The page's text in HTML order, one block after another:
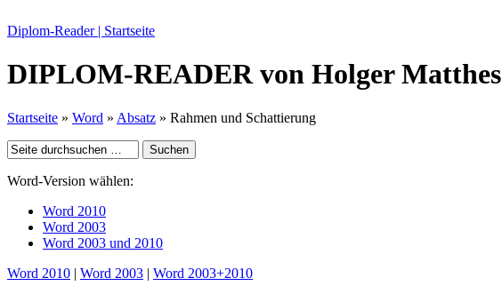
Diplom-Reader | Startseite
DIPLOM-READERvon Holger Matthes
Startseite » Word » Absatz » Rahmen und Schattierung
Word-Version wählen:
Word 2010
Word 2003
Word 2003 und 2010
Word 2010 | Word 2003 | Word 2003+2010